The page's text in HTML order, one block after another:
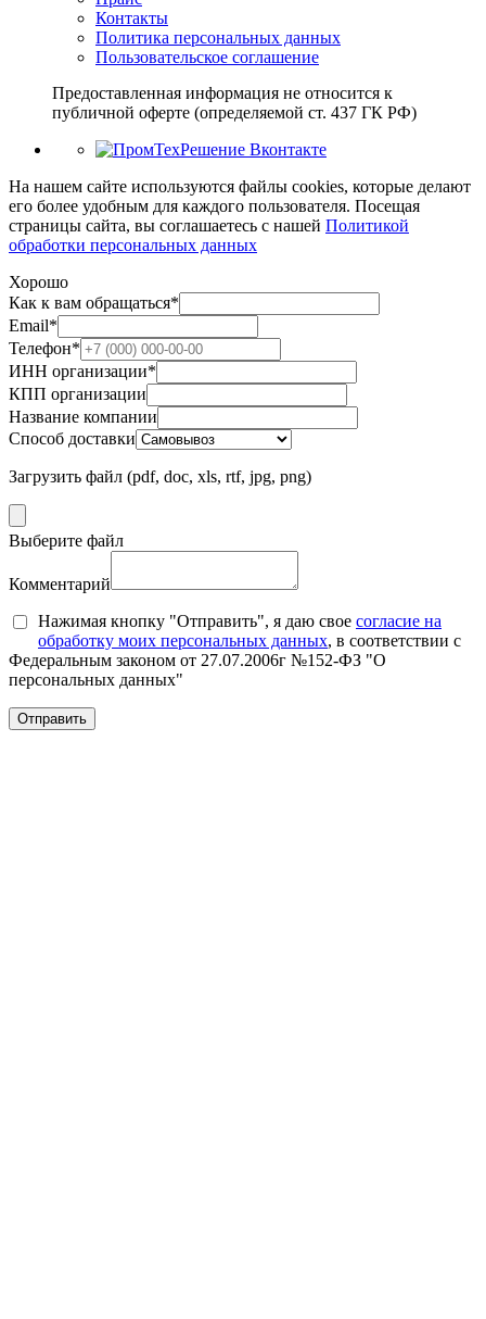
Контакты
Политика персональных данных
Пользовательское соглашение
Предоставленная информация не относится к
публичной оферте (определяемой ст. 437 ГК РФ)
На нашем сайте используются файлы cookies, которые делают
его более удобным для каждого пользователя. Посещая
страницы сайта, вы соглашаетесь c нашей Политикой
обработки персональных данных
Хорошо
Как к вам обращаться*
Email*
Телефон*
ИНН организации*
КПП организации
Название компании
Способ доставки
Загрузить файл (pdf, doc, xls, rtf, jpg, png)
Выберите файл
Комментарий
Нажимая кнопку "Отправить", я даю свое согласие на
обработку моих персональных данных, в соответствии с
Федеральным законом от 27.07.2006г №152-ФЗ "О
персональных данных"